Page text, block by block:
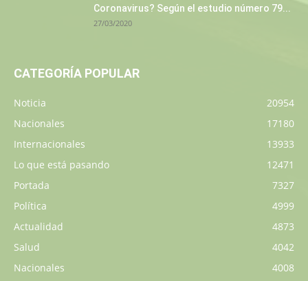
Coronavirus? Según el estudio número 79...
27/03/2020
CATEGORÍA POPULAR
Noticia
20954
Nacionales
17180
Internacionales
13933
Lo que está pasando
12471
Portada
7327
Política
4999
Actualidad
4873
Salud
4042
Nacionales
4008